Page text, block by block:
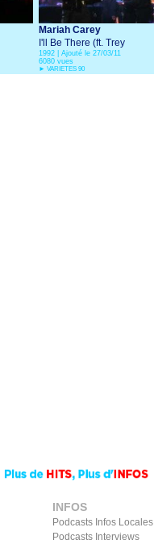
Mariah Carey
I'll Be There (ft. Trey
Lorenz)
1992 | Ajouté le 27/03/11
6080 vues
► VARIETES 90
INFOS
Podcasts Infos Locales
Podcasts Interviews